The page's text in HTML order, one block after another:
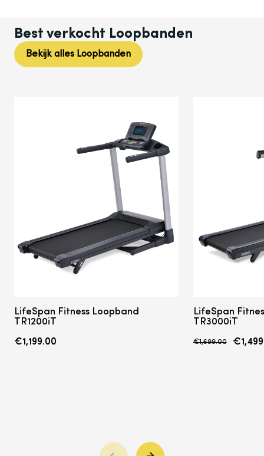
Best verkocht Loopbanden
Bekijk alles Loopbanden
LifeSpan Fitness Loopband
TR1200iT
€1,199.00
LifeSpan
TR3000iT
€1,699.00